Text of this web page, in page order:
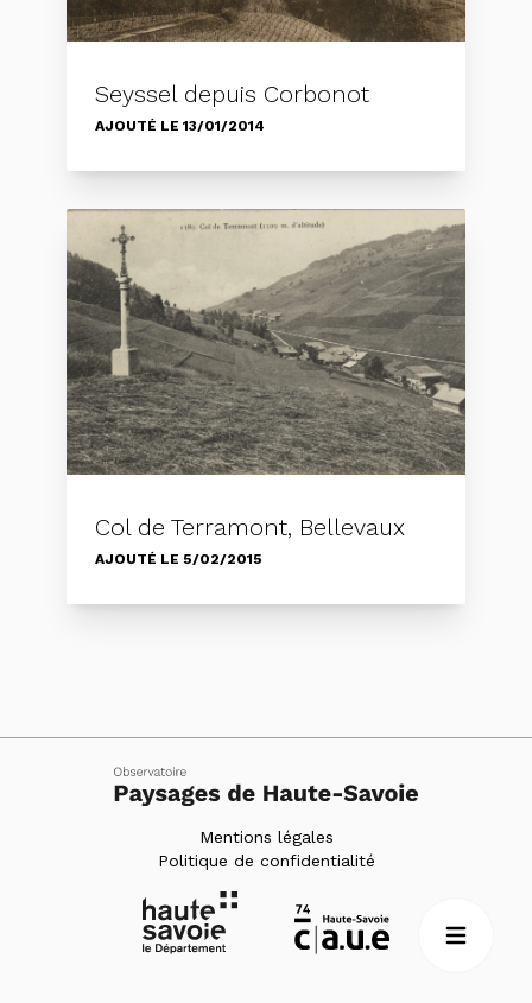
Seyssel depuis Corbonot
AJOUTÉ LE 13/01/2014
Col de Terramont, Bellevaux
AJOUTÉ LE 5/02/2015
Mentions légales
Politique de confidentialité